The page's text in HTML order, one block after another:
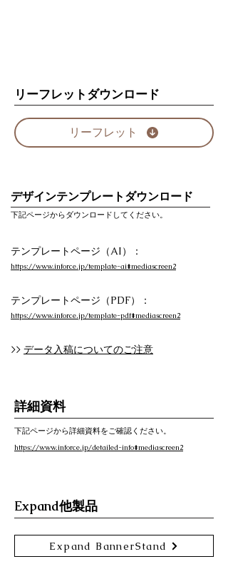
リーフレットダウンロード
リーフレット
デザインテンプレートダウンロード
下記ページからダウンロードしてください。
テンプレートページ（AI）：
https://www.inforce.jp/template-ai#mediascreen2
テンプレートページ（PDF）：
https://www.inforce.jp/template-pdf#mediascreen2
>> データ入稿についてのご注意
詳細資料
下記ページから詳細資料をご確認ください。
https://www.inforce.jp/detailed-info#mediascreen2
Expand他製品
Expand BannerStand